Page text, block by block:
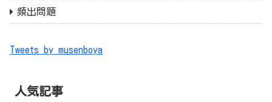
頻出問題
Tweets by musenboya
人気記事